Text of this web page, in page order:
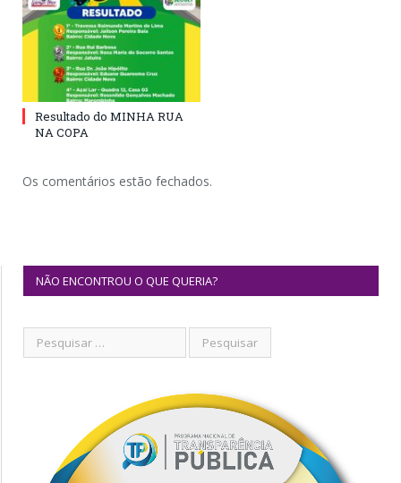
Resultado do MINHA RUA
NA COPA
Os comentários estão fechados.
NÃO ENCONTROU O QUE QUERIA?